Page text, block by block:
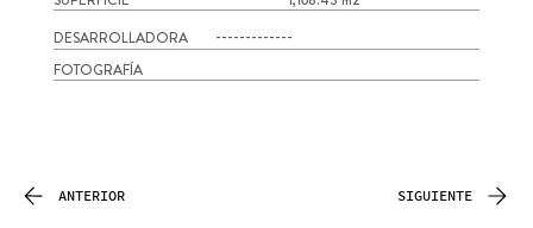
SIGUIENTE
ANTERIOR
DESARROLLADORA
-------------
FOTOGRAFÍA